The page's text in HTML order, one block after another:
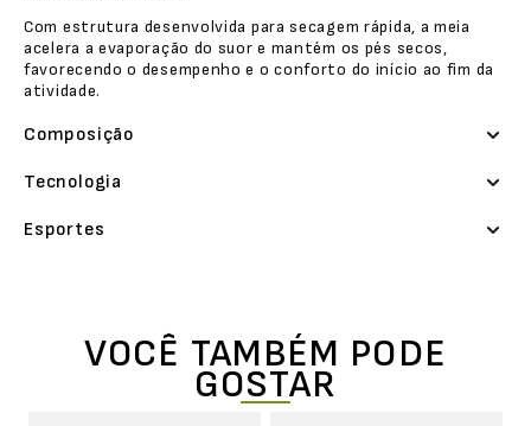
Com estrutura desenvolvida para secagem rápida, a meia
acelera a evaporação do suor e mantém os pés secos,
favorecendo o desempenho e o conforto do início ao fim da
atividade.
Composição
Tecnologia
Esportes
VOCÊ TAMBÉM PODE
GOSTAR